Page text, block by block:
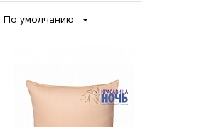
По умолчанию